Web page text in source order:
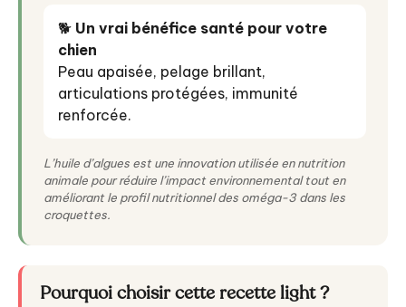
🐕 Un vrai bénéfice santé pour votre
chien
Peau apaisée, pelage brillant,
articulations protégées, immunité
renforcée.
L’huile d’algues est une innovation utilisée en nutrition
animale pour réduire l’impact environnemental tout en
améliorant le profil nutritionnel des oméga-3 dans les
croquettes.
Pourquoi choisir cette recette light ?